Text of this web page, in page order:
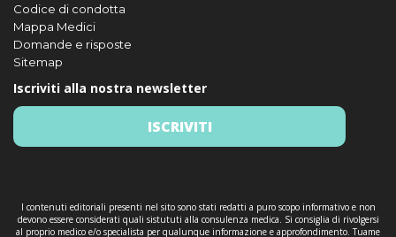
Codice di condotta
Mappa Medici
Domande e risposte
Sitemap
Iscriviti alla nostra newsletter
ISCRIVITI
I contenuti editoriali presenti nel sito sono stati redatti a puro scopo informativo e non
devono essere considerati quali sistututi alla consulenza medica. Si consiglia di rivolgersi
al proprio medico e/o specialista per qualunque informazione e approfondimento. Tuame